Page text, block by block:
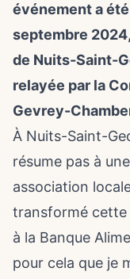
événement a
septembre
de Nuits-Saint-
relayée par la
Gevrey-
À Nuits-Saint-
résume pas à
association
transformé cette
à la Banque
pour cela que je